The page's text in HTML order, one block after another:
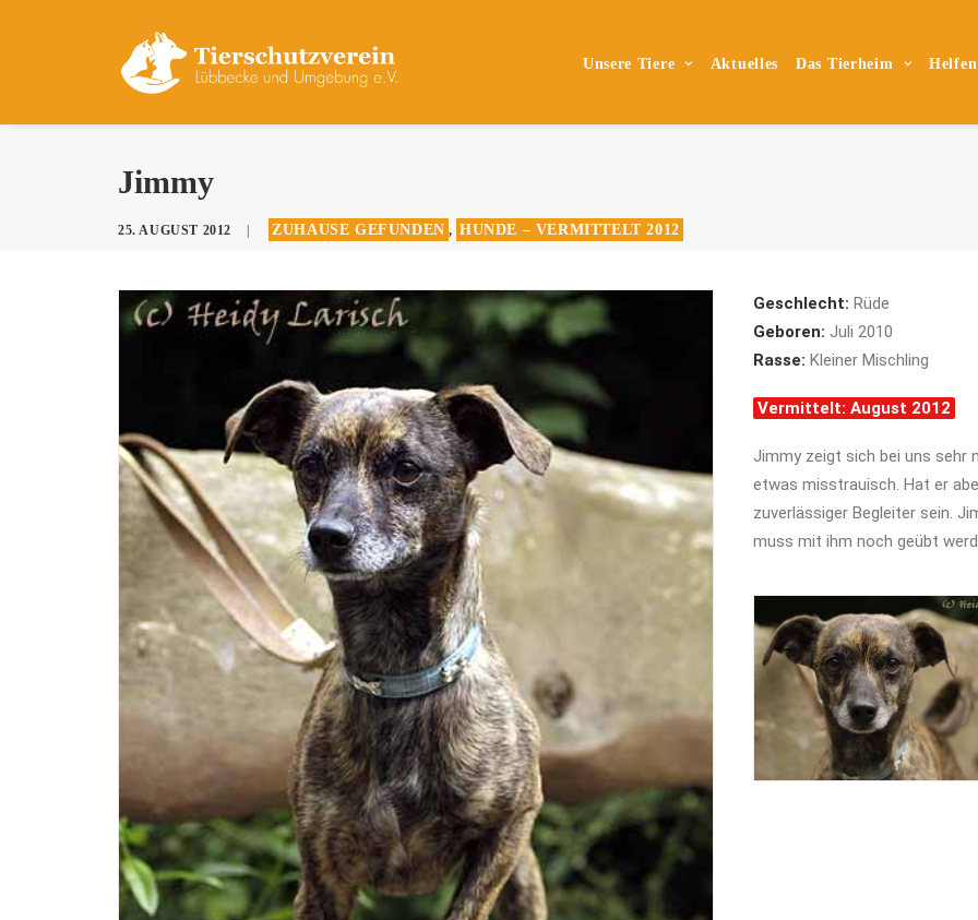
Unsere Tiere Aktuelles Das Tierheim Helfen
Jimmy
25. AUGUST 2012 ZUHAUSE GEFUNDEN , HUNDE – VERMITTELT 2012
Geschlecht: Rüde
Geboren: Juli 2010
Rasse: Kleiner Mischling
Vermittelt: August 2012
Jimmy zeigt sich bei uns sehr
etwas misstrauisch. Hat er
zuverlässiger Begleiter sein.
muss mit ihm noch geübt